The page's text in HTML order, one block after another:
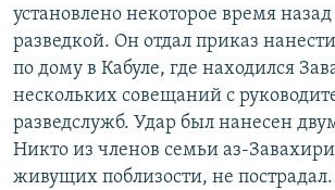
установлено некоторое время
разведкой. Он отдал приказ
по дому в Кабуле, где находился
нескольких совещаний с
разведслужб. Удар был нанесен
Никто из членов семьи аз-
живущих поблизости, не